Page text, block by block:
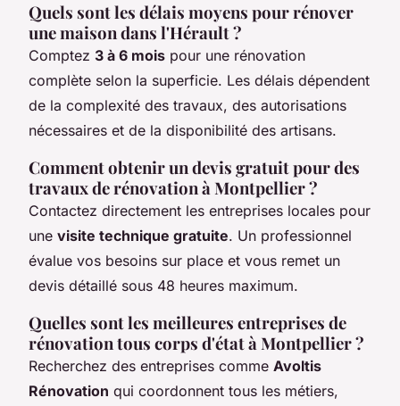
Quels sont les délais moyens pour rénover
une maison dans l'Hérault ?
Comptez 3 à 6 mois pour une rénovation
complète selon la superficie. Les délais dépendent
de la complexité des travaux, des autorisations
nécessaires et de la disponibilité des artisans.
Comment obtenir un devis gratuit pour des
travaux de rénovation à Montpellier ?
Contactez directement les entreprises locales pour
une visite technique gratuite. Un professionnel
évalue vos besoins sur place et vous remet un
devis détaillé sous 48 heures maximum.
Quelles sont les meilleures entreprises de
rénovation tous corps d'état à Montpellier ?
Recherchez des entreprises comme Avoltis
Rénovation qui coordonnent tous les métiers,